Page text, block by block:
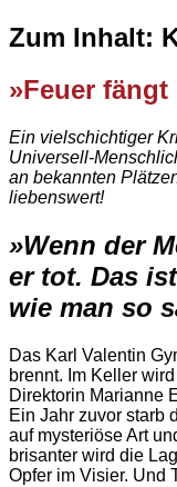
Zum Inhalt:
»Feuer
Ein vielschichtiger
Universell-
an bekannten
liebenswert!
»Wenn der
er tot. Das
wie man so
Das Karl Valentin
brennt. Im Keller
Direktorin Marianne
Ein Jahr zuvor starb
auf mysteriöse Art
brisanter wird die
Opfer im Visier. Und